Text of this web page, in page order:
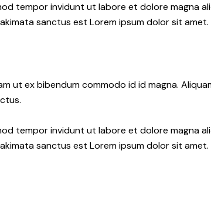
tempor invidunt ut labore et dolore magna
sanctus est Lorem ipsum dolor sit amet.
ut ex bibendum commodo id id magna.
tempor invidunt ut labore et dolore magna
sanctus est Lorem ipsum dolor sit amet.